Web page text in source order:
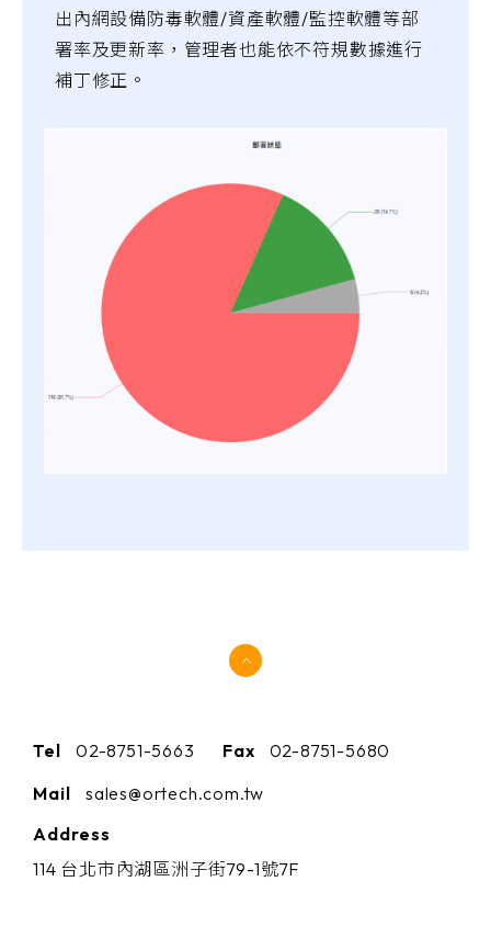
出內網設備防毒軟體/資產軟體/監控軟體等部
署率及更新率，管理者也能依不符規數據進行
補丁修正。
Tel 02-8751-5663 Fax
02-8751-5680
Mail
sales@ortech.com.tw
Address
114 台北市內湖區洲子街79-1號7F